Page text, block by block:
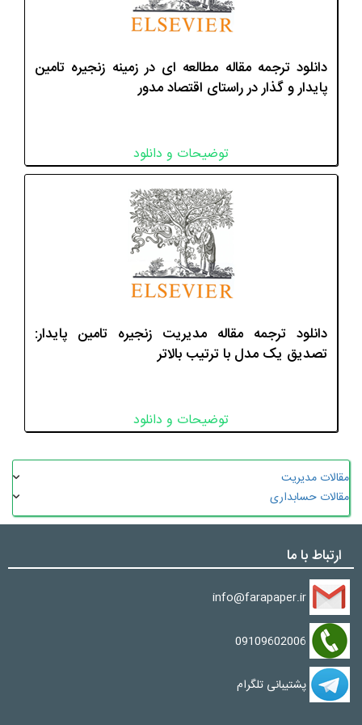
دانلود ترجمه مقاله مطالعه ای در زمینه زنجیره تامین
پایدار و گذار در راستای اقتصاد مدور
توضیحات و دانلود
دانلود ترجمه مقاله مدیریت زنجیره تامین پایدار:
تصدیق یک مدل با ترتیب بالاتر
توضیحات و دانلود
مقالات مدیریت
مقالات حسابداری
ارتباط با ما
info@farapaper.ir
09109602006
پشتیبانی تلگرام